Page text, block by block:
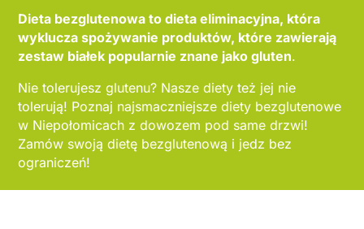
Dieta bezglutenowa to dieta eliminacyjna, która
wyklucza spożywanie produktów, które zawierają
zestaw białek popularnie znane jako gluten.
Nie tolerujesz glutenu? Nasze diety też jej nie
tolerują! Poznaj najsmaczniejsze diety bezglutenowe
w Niepołomicach z dowozem pod same drzwi!
Zamów swoją dietę bezglutenową i jedz bez
ograniczeń!